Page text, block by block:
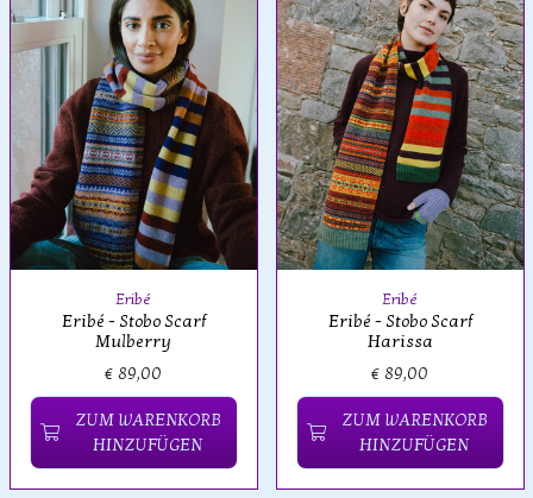
Eribé
Eribé - Stobo Scarf
Mulberry
€ 89,00
ZUM WARENKORB
HINZUFÜGEN
Eribé
Eribé - Stobo Scarf
Harissa
€ 89,00
ZUM WARENKORB
HINZUFÜGEN